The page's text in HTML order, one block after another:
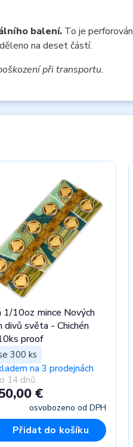
balení. To je
na deset částí.
při transportu.
1/10oz mince Nových
divů světa - Chichén
proof
300 ks
na 3 prodejnách
14 dnů
€
osvobozeno od DPH
Přidat do košíku